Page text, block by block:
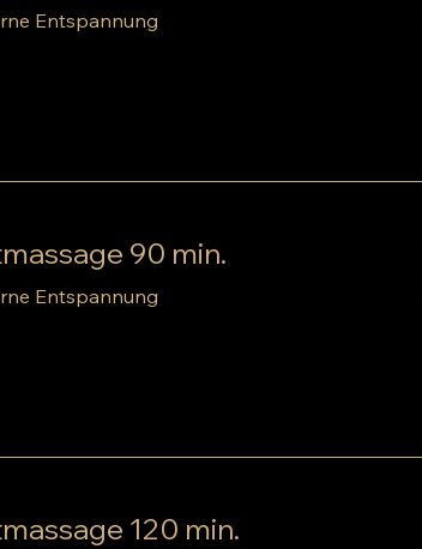
Entspannung
90 min.
Entspannung
120 min.